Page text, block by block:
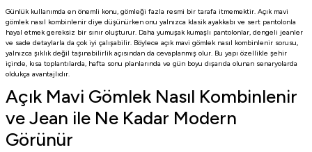
Günlük kullanımda en önemli konu, gömleği fazla resmi bir tarafa itmemektir. Açık mavi
gömlek nasıl kombinlenir diye düşünürken onu yalnızca klasik ayakkabı ve sert pantolonla
hayal etmek gereksiz bir sınır oluşturur. Daha yumuşak kumaşlı pantolonlar, dengeli jeanler
ve sade detaylarla da çok iyi çalışabilir. Böylece açık mavi gömlek nasıl kombinlenir sorusu,
yalnızca şıklık değil taşınabilirlik açısından da cevaplanmış olur. Bu yapı özellikle şehir
içinde, kısa toplantılarda, hafta sonu planlarında ve gün boyu dışarıda olunan senaryolarda
oldukça avantajlıdır.
Açık Mavi Gömlek Nasıl Kombinlenir
ve Jean ile Ne Kadar Modern
Görünür